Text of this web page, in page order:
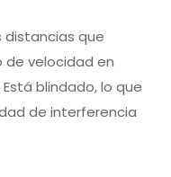
que
de velocidad en
blindado, lo que
de interferencia